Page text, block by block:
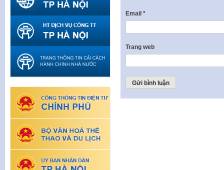
Email *
Trang web